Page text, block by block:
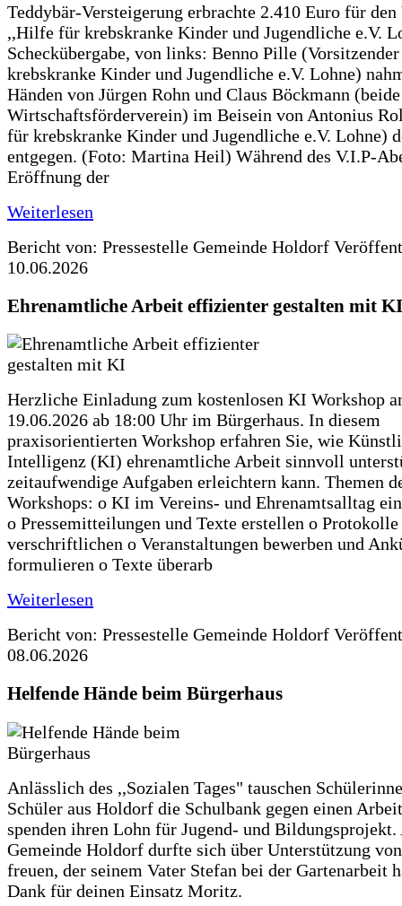
Teddybär-Versteigerung erbrachte 2.410 Euro für den
,,Hilfe für krebskranke Kinder und Jugendliche e.V.
Scheckübergabe, von links: Benno Pille
krebskranke Kinder und Jugendliche e.V. Lohne)
Händen von Jürgen Rohn und Claus Böckmann
Wirtschaftsförderverein) im Beisein von Antonius
für krebskranke Kinder und Jugendliche e.V. Lohne)
entgegen. (Foto: Martina Heil) Während des V.I.P-
Eröffnung der
Weiterlesen
Bericht von: Pressestelle Gemeinde Holdorf
10.06.2026
Ehrenamtliche Arbeit effizienter gestalten mit KI
Herzliche Einladung zum kostenlosen KI Workshop
19.06.2026 ab 18:00 Uhr im Bürgerhaus. In diesem
praxisorientierten Workshop erfahren Sie, wie
Intelligenz (KI) ehrenamtliche Arbeit sinnvoll
zeitaufwendige Aufgaben erleichtern kann. Themen
Workshops: o KI im Vereins- und Ehrenamtsalltag
o Pressemitteilungen und Texte erstellen o
verschriftlichen o Veranstaltungen bewerben und
formulieren o Texte überarb
Weiterlesen
Bericht von: Pressestelle Gemeinde Holdorf
08.06.2026
Helfende Hände beim Bürgerhaus
Anlässlich des ,,Sozialen Tages" tauschen
Schüler aus Holdorf die Schulbank gegen einen
spenden ihren Lohn für Jugend- und Bildungsprojekt.
Gemeinde Holdorf durfte sich über Unterstützung
freuen, der seinem Vater Stefan bei der Gartenarbeit
Dank für deinen Einsatz Moritz.